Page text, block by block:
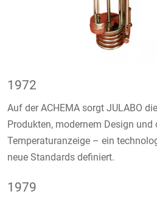
1972
Auf der ACHEMA sorgt JULABO
Produkten, modernem Design und
Temperaturanzeige – ein
neue Standards definiert.
1979